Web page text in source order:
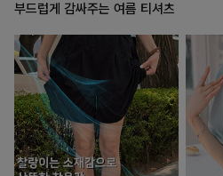
부드럽게 감싸주는 여름 티셔츠